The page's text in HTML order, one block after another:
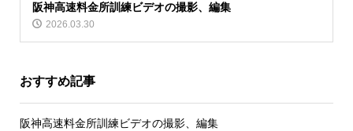
阪神高速料金所訓練ビデオの撮影、編集
2026.03.30
おすすめ記事
阪神高速料金所訓練ビデオの撮影、編集